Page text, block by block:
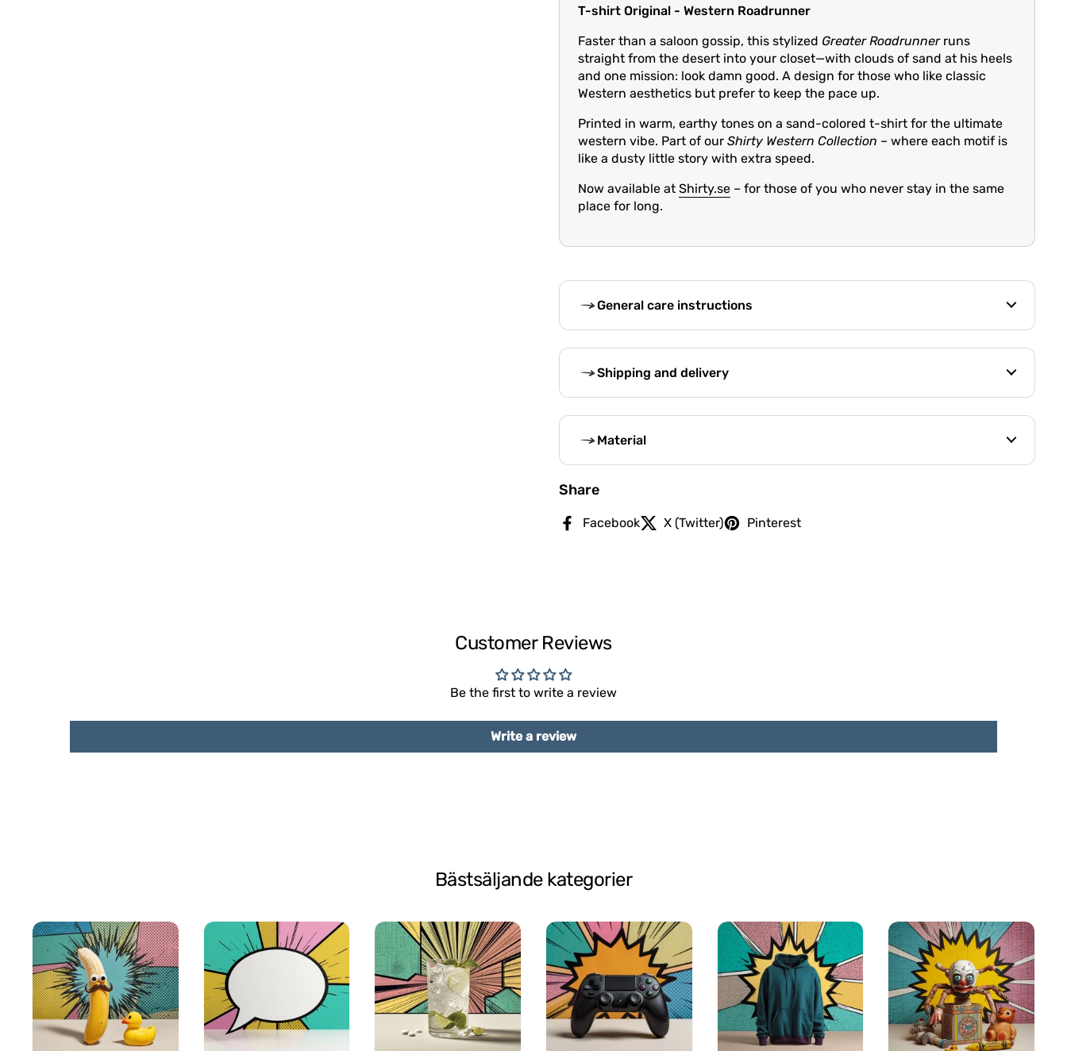
T-shirt Original - Western Roadrunner
Faster than a saloon gossip, this stylized Greater Roadrunnerruns
straight from the desert into your closet—with clouds of sand at his heels
and one mission: look damn good. A design for those who like classic
Western aesthetics but prefer to keep the pace up.
Printed in warm, earthy tones on a sand-colored t-shirt for the ultimate
western vibe. Part of our Shirty Western Collection – where each motif is
like a dusty little story with extra speed.
Now available at Shirty.se– for those of you who never stay in the same
place for long.
General care instructions
Shipping and delivery
Material
Share
Facebook X (Twitter) Pinterest
Customer Reviews
Be the first to write a review
Write a review
Bästsäljande kategorier